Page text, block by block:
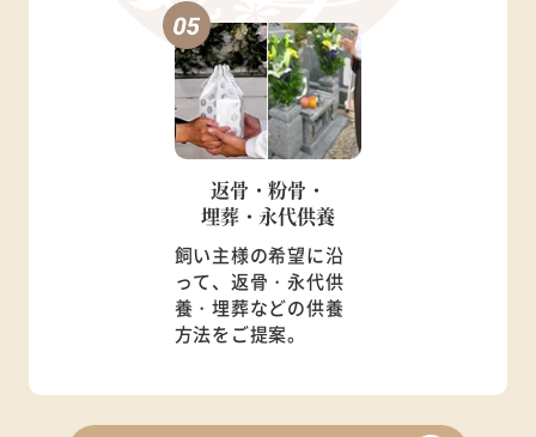
返骨・粉骨・
埋葬・永代供養
飼い主様の希望に沿
って、返骨・永代供
養・埋葬などの供養
方法をご提案。